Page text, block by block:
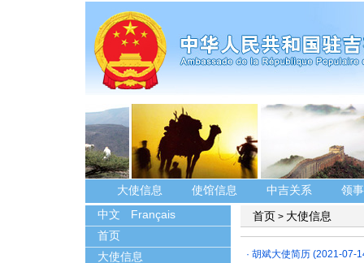
大使信息 使馆信息 中吉关系
领
中文
Français
首页
大使信息
首页 > 大使信息
· 胡斌大使简历 (2021-07-